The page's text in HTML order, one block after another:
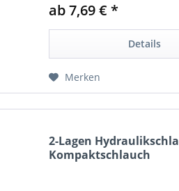
ab 7,69 € *
Details
Merken
2-Lagen
Kompaktschlauch